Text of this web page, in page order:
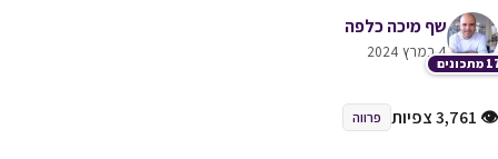
שף מיכה כלפה
4 במרץ 2024
👁 3,761 צפיות פרווה